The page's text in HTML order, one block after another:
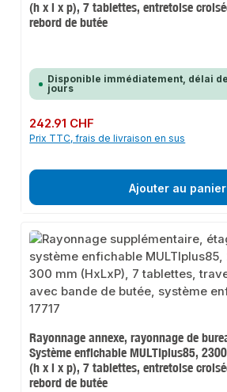
(h x l x p), 7 tablettes, entretoise
rebord de butée
Disponible immédiatement, délai
jours
Prix régulier :
242.91 CHF
Prix TTC, frais de livraison en sus
Ajouter au panier
Rayonnage annexe, rayonnage de
Système enfichable MULTIplus85,
(h x l x p), 7 tablettes, entretoise
rebord de butée